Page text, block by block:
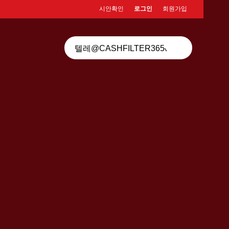
회원가입
로그인
시안확인